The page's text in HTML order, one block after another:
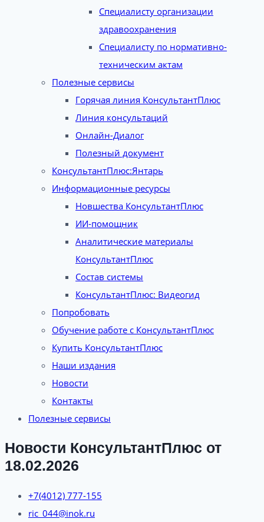
Специалисту организации
здравоохранения
Специалисту по нормативно-
техническим актам
Полезные сервисы
Горячая линия КонсультантПлюс
Линия консультаций
Онлайн-Диалог
Полезный документ
КонсультантПлюс:Янтарь
Информационные ресурсы
Новшества КонсультантПлюс
ИИ-помощник
Аналитические материалы
КонсультантПлюс
Состав системы
КонсультантПлюс: Видеогид
Попробовать
Обучение работе с КонсультантПлюс
Купить КонсультантПлюс
Наши издания
Новости
Контакты
Полезные сервисы
Новости КонсультантПлюс от
18.02.2026
+7(4012) 777-155
ric_044@inok.ru